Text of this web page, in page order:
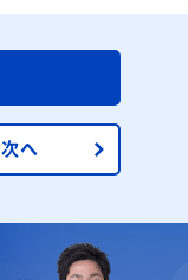
次へ